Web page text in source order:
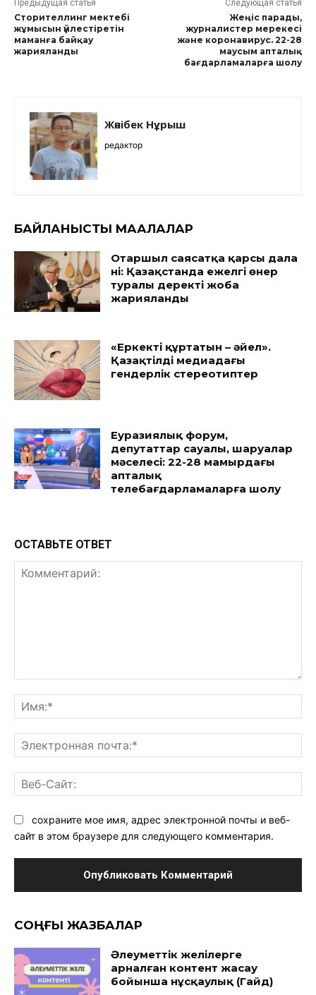
Предыдущая статья
Сторителлинг мектебі
жұмысын үйлестіретін
маманға байқау
жарияланды
Следующая статья
Жеңіс парады,
журналистер мерекесі
және коронавирус. 22-28
маусым апталық
бағдарламаларға шолу
Жәнібек Нұрыш
редактор
БАЙЛАНЫСТЫ МАҚАЛАЛАР
Отаршыл саясатқа қарсы дала
үні: Қазақстанда ежелгі өнер
туралы деректі жоба
жарияланды
«Еркекті құртатын – әйел».
Қазақтілді медиадағы
гендерлік стереотиптер
Еуразиялық форум,
депутаттар сауалы, шаруалар
мәселесі: 22-28 мамырдағы
апталық
телебағдарламаларға шолу
ОСТАВЬТЕ ОТВЕТ
сохраните мое имя, адрес электронной почты и веб-
сайт в этом браузере для следующего комментария.
CОҢҒЫ ЖАЗБАЛАР
Әлеуметтік желілерге
арналған контент жасау
бойынша нұсқаулық (Гайд)